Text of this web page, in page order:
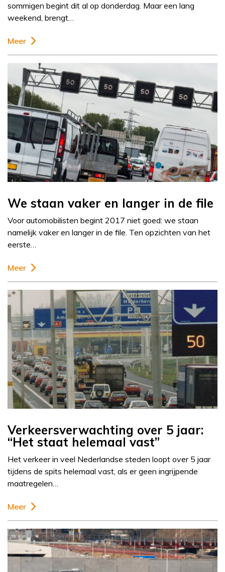
sommigen begint dit al op donderdag. Maar een lang
weekend, brengt…
Meer
We staan vaker en langer in de file
Voor automobilisten begint 2017 niet goed: we staan
namelijk vaker en langer in de file. Ten opzichten van het
eerste…
Meer
Verkeersverwachting over 5 jaar:
“Het staat helemaal vast”
Het verkeer in veel Nederlandse steden loopt over 5 jaar
tijdens de spits helemaal vast, als er geen ingrijpende
maatregelen…
Meer